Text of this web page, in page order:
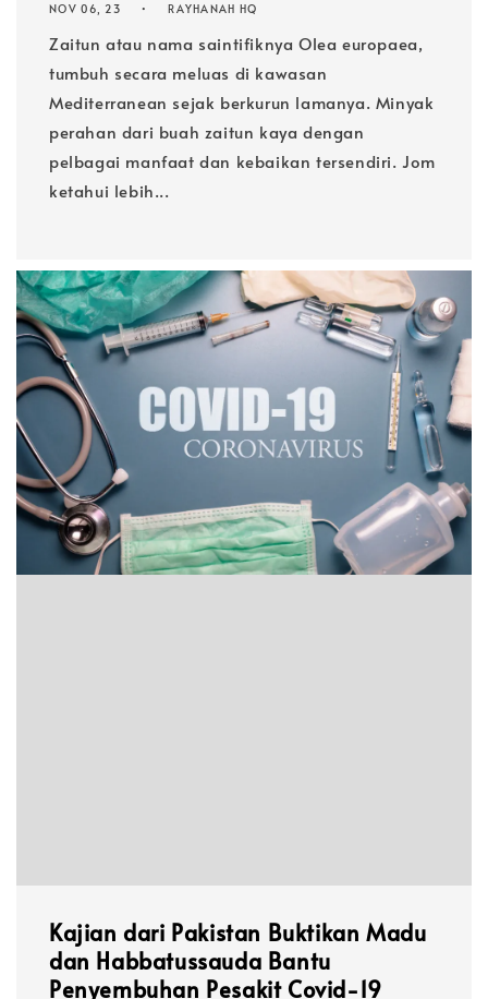
NOV 06, 23 RAYHANAH HQ
Zaitun atau nama saintifiknya Olea europaea,
tumbuh secara meluas di kawasan
Mediterranean sejak berkurun lamanya. Minyak
perahan dari buah zaitun kaya dengan
pelbagai manfaat dan kebaikan tersendiri. Jom
ketahui lebih...
Kajian dari Pakistan Buktikan Madu
dan Habbatussauda Bantu
Penyembuhan Pesakit Covid-19